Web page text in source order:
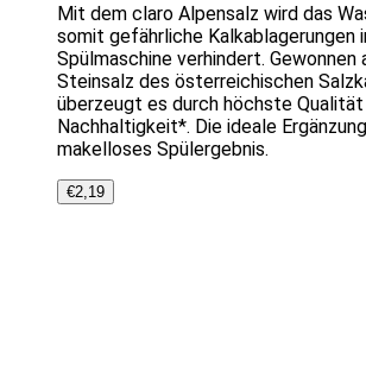
Mit dem claro Alpensalz wird das
somit gefährliche Kalkablagerungen
Spülmaschine verhindert. Gewonnen
Steinsalz des österreichischen
überzeugt es durch höchste Qualität
Nachhaltigkeit*. Die ideale
makelloses Spülergebnis.
€2,19